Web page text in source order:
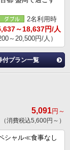
2名利用時
～18,637円/人
～20,500円/人）
付プラン一覧
5,091円～
（消費税込5,600円～）
シャル≪食事なし